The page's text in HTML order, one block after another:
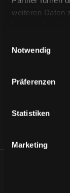
weiteren Daten
Notwendig
Präferenzen
Statistiken
Marketing